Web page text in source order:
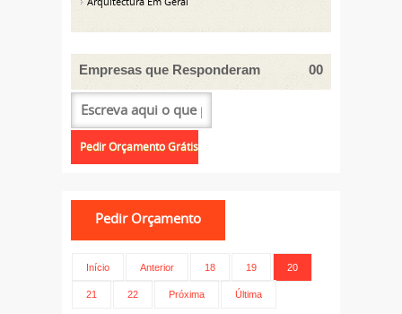
Empresas que Responderam 00
Início Anterior 18 19 20
21 22 Próxima Última